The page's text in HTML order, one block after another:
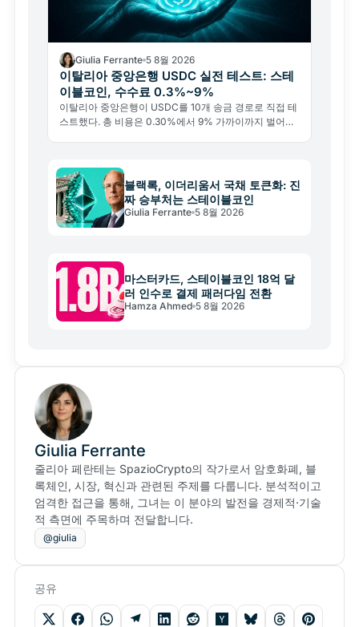
Giulia Ferrante 5 8월 2026
이탈리아 중앙은행 USDC 실전 테스트: 스테
이블코인, 수수료 0.3%~9%
이탈리아 중앙은행이 USDC를 10개 송금 경로로 직접 테
스트했다. 총 비용은 0.30%에서 9% 가까이까지 벌어졌
블랙록, 이더리움서 국채 토큰화: 진
짜 승부처는 스테이블코인
Giulia Ferrante 5 8월 2026
마스터카드, 스테이블코인 18억 달
러 인수로 결제 패러다임 전환
Hamza Ahmed 5 8월 2026
Giulia Ferrante
줄리아 페란테는 SpazioCrypto의 작가로서 암호화폐, 블
록체인, 시장, 혁신과 관련된 주제를 다룹니다. 분석적이고
엄격한 접근을 통해, 그녀는 이 분야의 발전을 경제적·기술
적 측면에 주목하며 전달합니다.
@giulia
공유